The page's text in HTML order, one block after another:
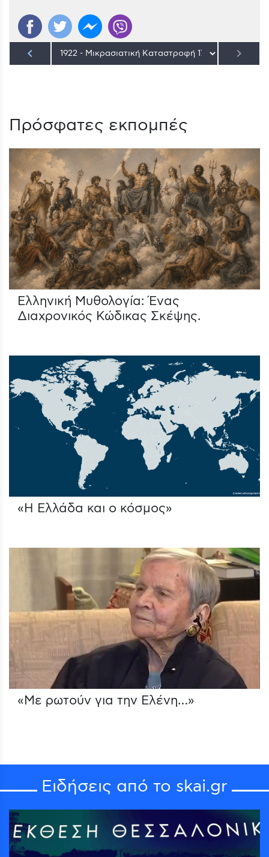
keyboard_arrow_left keyboard_arrow_right
Πρόσφατες εκπομπές
Ελληνική Μυθολογία: Ένας
Διαχρονικός Κώδικας Σκέψης.
«Η Ελλάδα και ο κόσμος»
«Με ρωτούν για την Ελένη…»
Ειδήσεις από το skai.gr